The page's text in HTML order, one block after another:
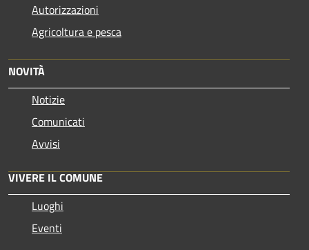
Autorizzazioni
Agricoltura e pesca
NOVITÀ
Notizie
Comunicati
Avvisi
VIVERE IL COMUNE
Luoghi
Eventi